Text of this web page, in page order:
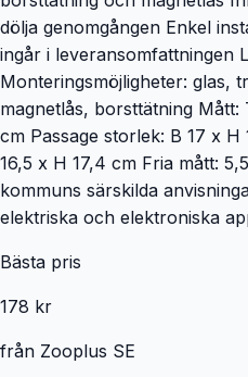
dölja genomgången Enkel
ingår i leveransomfattningen
Monteringsmöjligheter: glas,
magnetlås, borsttätning Mått:
cm Passage storlek: B 17 x
16,5 x H 17,4 cm Fria mått:
kommuns särskilda
elektriska och elektroniska
Bästa pris
178 kr
från Zooplus SE